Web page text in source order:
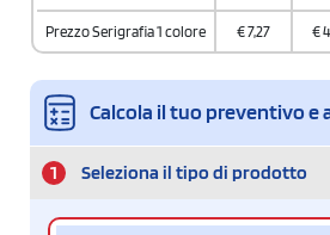
Prezzo Serigrafia 1 colore €7,27 €
Calcola il tuo preventivo e
1 Seleziona il tipo di prodotto